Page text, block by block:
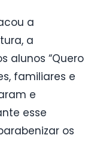
a
a
alunos “Quero
familiares e
e
esse
os